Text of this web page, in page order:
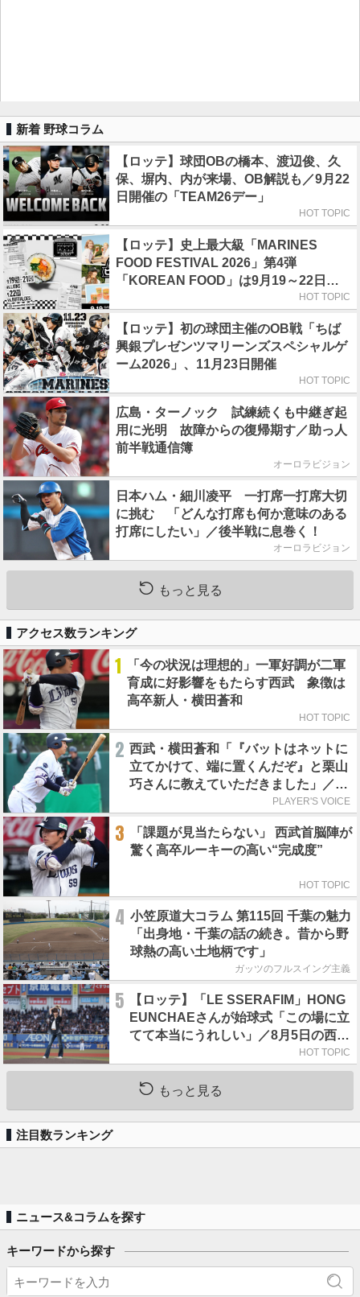
新着 野球コラム
【ロッテ】球団OBの橋本、渡辺俊、久
保、塀内、内が来場、OB解説も／9月22
日開催の「TEAM26デー」
HOT TOPIC
【ロッテ】史上最大級「MARINES
FOOD FESTIVAL 2026」第4弾
「KOREAN FOOD」は9月19～22日／
HOT TOPIC
【ロッテ】初の球団主催のOB戦「ちば
興銀プレゼンツマリーンズスペシャルゲ
ーム2026」、11月23日開催
HOT TOPIC
広島・ターノック 試練続くも中継ぎ起
用に光明 故障からの復帰期す／助っ人
前半戦通信簿
オーロラビジョン
日本ハム・細川凌平 一打席一打席大切
に挑む 「どんな打席も何か意味のある
打席にしたい」／後半戦に息巻く！
オーロラビジョン
もっと見る
アクセス数ランキング
1
「今の状況は理想的」一軍好調が二軍
育成に好影響をもたらす西武 象徴は
高卒新人・横田蒼和
HOT TOPIC
2 西武・横田蒼和「『バットはネットに
立てかけて、端に置くんだぞ』と栗山
巧さんに教えていただきました」／憧
PLAYER'S VOICE
3
「課題が見当たらない」 西武首脳陣が
驚く高卒ルーキーの高い“完成度”
HOT TOPIC
4 小笠原道大コラム 第115回 千葉の魅力
「出身地・千葉の話の続き。昔から野
球熱の高い土地柄です」
ガッツのフルスイング主義
5
【ロッテ】「LE SSERAFIM」HONG
EUNCHAEさんが始球式「この場に立
てて本当にうれしい」／8月5日の西武
HOT TOPIC
もっと見る
注目数ランキング
ニュース&コラムを探す
キーワードから探す